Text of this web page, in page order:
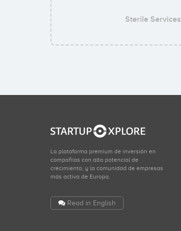
Sterile Services
La plataforma premium de inversión en
compañías con alto potencial de
crecimiento, y la comunidad de empresas
más activa de Europa.
Read in English